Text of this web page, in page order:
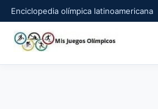
Enciclopedia olímpica latinoamericana